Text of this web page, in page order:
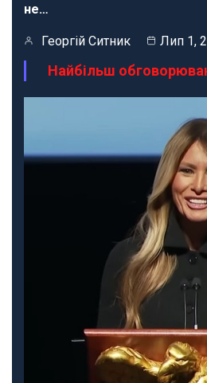
не…
Георгій Ситник Лип 1,
Найбільш